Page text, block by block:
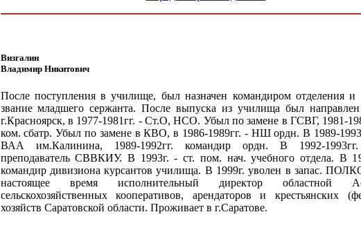
Визгалин
Владимир Никитович
После поступления в училище, был назначен командиром отделения и
звание младшего сержанта. После выпуска из училища был
г.Красноярск, в 1977-1981гг. - Ст.О, НСО. Убыл по замене в ГСВГ, 1981-
ком. сбатр. Убыл по замене в КВО, в 1986-1989гг. - НШ ордн. В 1989-
ВАА им.Калинина, 1989-1992гг. командир ордн. В 1992-
преподаватель СВВКИУ. В 1993г. - ст. пом. нач. учебного отдела. В
командир дивизиона курсантов училища. В 1999г. уволен в запас.
настоящее время исполнительный директор областной
сельскохозяйственных кооперативов, арендаторов и крестьянских
хозяйств Саратовской области. Проживает в г.Саратове.